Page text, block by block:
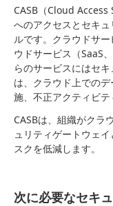
CASB（Cloud
へのアクセスとセキ
ルです。クラウドサ
ウドサービス（SaaS
らのサービスにはセ
は、クラウド上での
施、不正アクティビテ
CASBは、組織がクラ
ュリティゲートウェ
スクを低減します。
次に必要なセキ